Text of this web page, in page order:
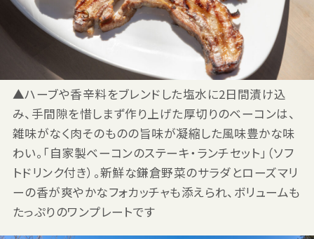
▲ハーブや香辛料をブレンドした塩水に2日間漬け込
み、手間隙を惜しまず作り上げた厚切りのベーコンは、
雑味がなく肉そのものの旨味が凝縮した風味豊かな味
わい。「自家製ベーコンのステーキ・ランチセット」（ソフ
トドリンク付き）。新鮮な鎌倉野菜のサラダとローズマリ
ーの香が爽やかなフォカッチャも添えられ、ボリュームも
たっぷりのワンプレートです